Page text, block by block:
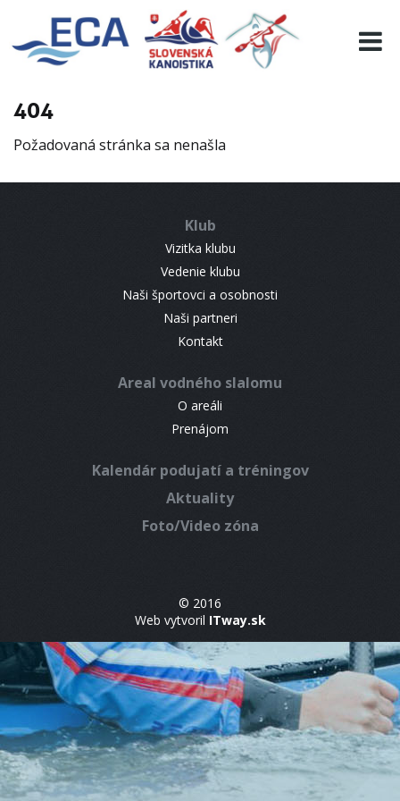
404
Požadovaná stránka sa nenašla
Klub
Vizitka klubu
Vedenie klubu
Naši športovci a osobnosti
Naši partneri
Kontakt
Areal vodného slalomu
O areáli
Prenájom
Kalendár podujatí a tréningov
Aktuality
Foto/Video zóna
© 2016
Web vytvoril ITway.sk
EURO 19
INFO
RESULTS
CONTACT